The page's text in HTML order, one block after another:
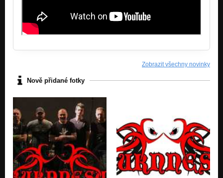
Zobrazit všechny novinky
Nově přidané fotky